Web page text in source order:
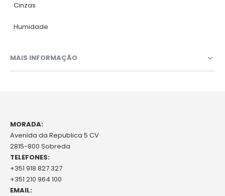
Cinzas
Humidade
MAIS INFORMAÇÃO
MORADA:
Avenida da Republica 5 CV
2815-800 Sobreda
TELEFONES:
+351 918 827 327
+351 210 964 100
EMAIL: